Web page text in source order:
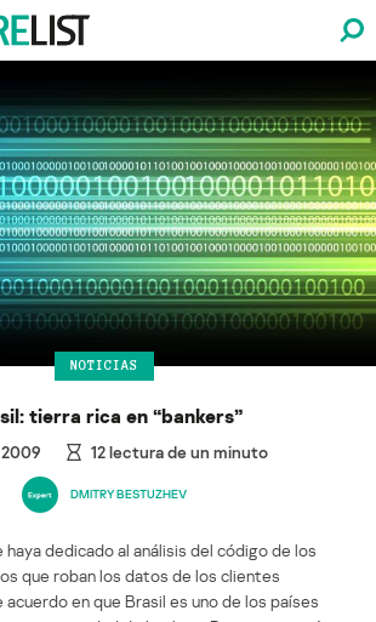
NOTICIAS
tierra rica en “bankers”
12lectura de un minuto
DMITRY BESTUZHEV
haya dedicado al análisis del código de los
que roban los datos de los clientes
en que Brasil es uno de los países